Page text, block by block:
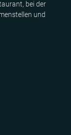
bei der
und